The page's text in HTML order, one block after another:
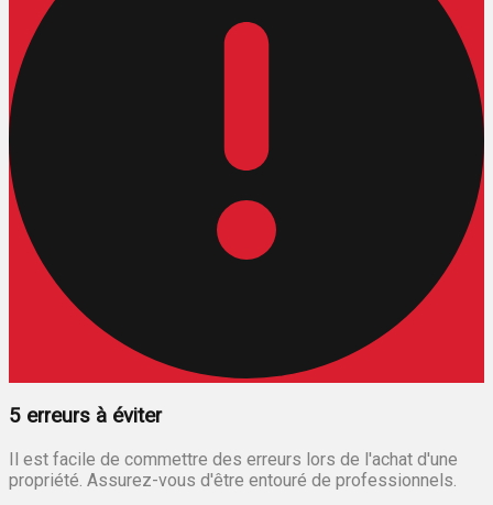
5 erreurs à éviter
Il est facile de commettre des erreurs lors de l'achat d'une
propriété. Assurez-vous d'être entouré de professionnels.